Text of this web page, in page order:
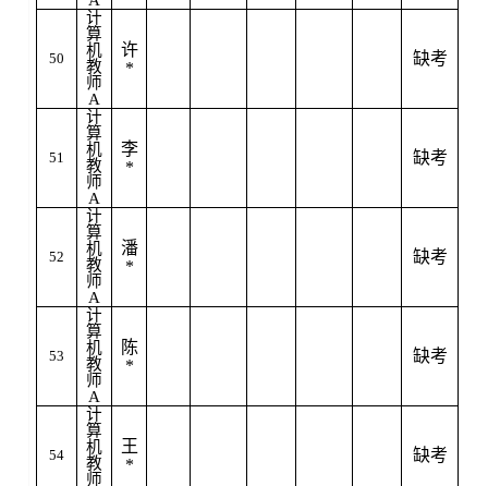
50
计
算
机
教
师
A
许
*
缺考
51
计
算
机
教
师
A
李
*
缺考
52
计
算
机
教
师
A
潘
*
缺考
53
计
算
机
教
师
A
陈
*
缺考
54
计
算
机
教
师
王
*
缺考